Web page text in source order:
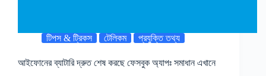
টিপস & ট্রিকস টেলিকম প্রযুক্তি তথ্য
আইফোনের ব্যাটারি দ্রুত শেষ করছে ফেসবুক অ্যাপঃ সমাধান এখানে